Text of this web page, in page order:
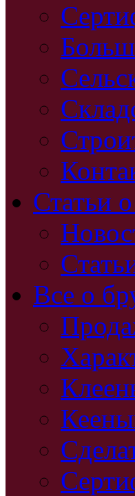
Статьи
Все о